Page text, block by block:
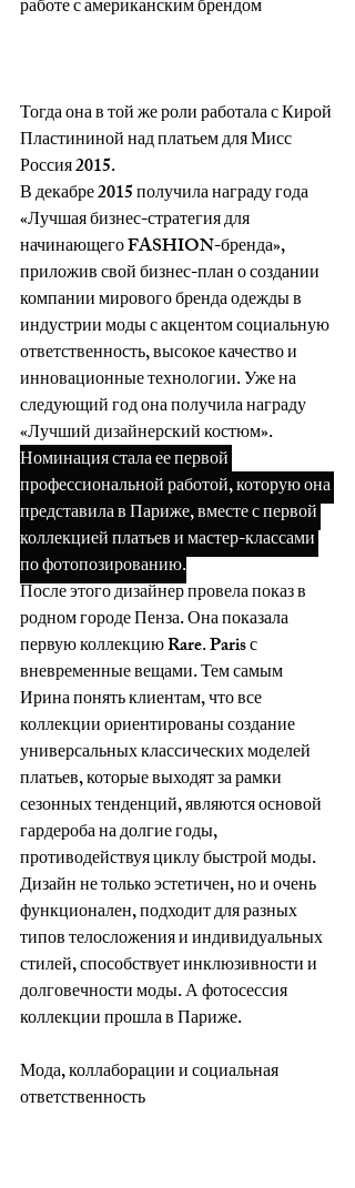
работе с американским брендом
Тогда она в той же роли работала с Кирой
Пластининой над платьем для Мисс
Россия 2015.
В декабре 2015 получила награду года
«Лучшая бизнес-стратегия для
начинающего FASHION-бренда»,
приложив свой бизнес-план о создании
компании мирового бренда одежды в
индустрии моды с акцентом социальную
ответственность, высокое качество и
инновационные технологии. Уже на
следующий год она получила награду
«Лучший дизайнерский костюм».
Номинация стала ее первой
профессиональной работой, которую она
представила в Париже, вместе с первой
коллекцией платьев и мастер-классами
по фотопозированию.
После этого дизайнер провела показ в
родном городе Пенза. Она показала
первую коллекцию Rare. Paris с
вневременные вещами. Тем самым
Ирина понять клиентам, что все
коллекции ориентированы создание
универсальных классических моделей
платьев, которые выходят за рамки
сезонных тенденций, являются основой
гардероба на долгие годы,
противодействуя циклу быстрой моды.
Дизайн не только эстетичен, но и очень
функционален, подходит для разных
типов телосложения и индивидуальных
стилей, способствует инклюзивности и
долговечности моды. А фотосессия
коллекции прошла в Париже.
Мода, коллаборации и социальная
ответственность